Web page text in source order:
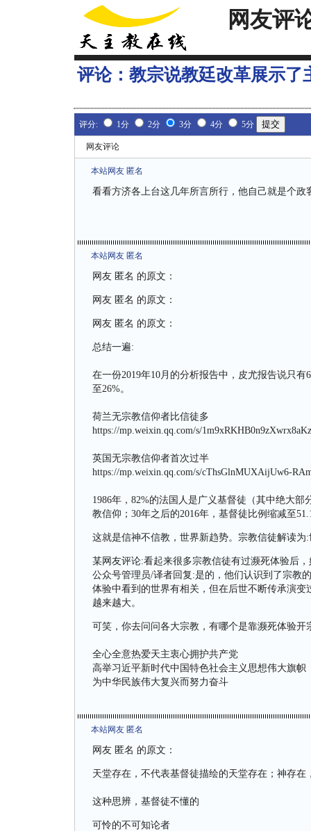
网友评
评论： 教宗说教廷改革展示了
评分: 1分 2分 3分 4分 5分
网友评论
本站网友 匿名
看看方济各上台这几年所言所行，他自己就是个
本站网友 匿名
网友 匿名 的原文：
网友 匿名 的原文：
网友 匿名 的原文：
总结一遍:
在一份2019年10月的分析报告中，皮尤报告说只
至26%。
荷兰无宗教信仰者比信徒多
https://mp.weixin.qq.com/s/
英国无宗教信仰者首次过半
https://mp.weixin.qq.com/s/cThsGlnMUXAijUw6-
1986年，82%的法国人是广义基督徒（其中绝大
教信仰；30年之后的2016年，基督徒比例缩减至
这就是信神不信教，世界新趋势。宗教信徒解读
某网友评论:看起来很多宗教信徒有过濒死体验后
公众号管理员/译者回复:是的，他们认识到了宗教
体验中看到的世界有相关，但在后世不断传承演
越来越大。
可笑，你去问问各大宗教，有哪个是靠濒死体验
全心全意热爱天主衷心拥护共产党
高举习近平新时代中国特色社会主义思想伟大旗帜
为中华民族伟大复兴而努力奋斗
本站网友 匿名
网友 匿名 的原文：
天堂存在，不代表基督徒描绘的天堂存在；神存在
这种思辨，基督徒不懂的
可怜的不可知论者